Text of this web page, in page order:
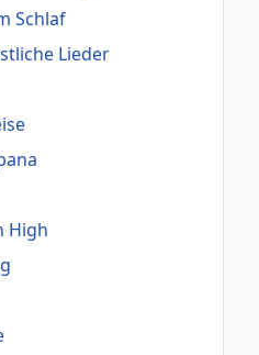
Schlaf
Lieder
High